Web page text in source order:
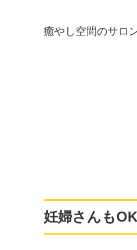
癒やし空間のサロ
妊婦さんも